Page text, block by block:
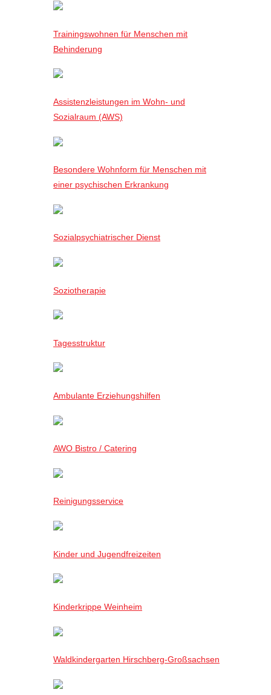
Trainingswohnen für Menschen mit
Behinderung
Assistenzleistungen im Wohn- und
Sozialraum (AWS)
Besondere Wohnform für Menschen mit
einer psychischen Erkrankung
Sozialpsychiatrischer Dienst
Soziotherapie
Tagesstruktur
Ambulante Erziehungshilfen
AWO Bistro / Catering
Reinigungsservice
Kinder und Jugendfreizeiten
Kinderkrippe Weinheim
Waldkindergarten Hirschberg-Großsachsen